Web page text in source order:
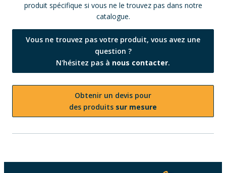
produit spécifique si vous ne le trouvez pas dans notre
catalogue.
Vous ne trouvez pas votre produit, vous avez une
question ?
N'hésitez pas à nous contacter.
Obtenir un devis pour
des produits sur mesure